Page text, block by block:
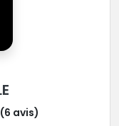
avis)